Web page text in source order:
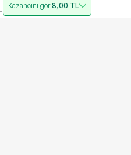
Kazancını gör8,00 TL